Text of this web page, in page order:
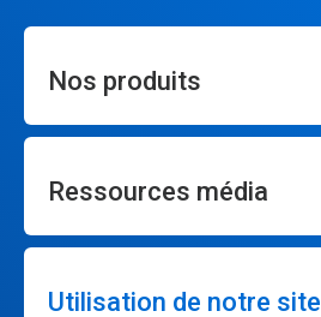
Nos produits
Ressources média
Utilisation de notre